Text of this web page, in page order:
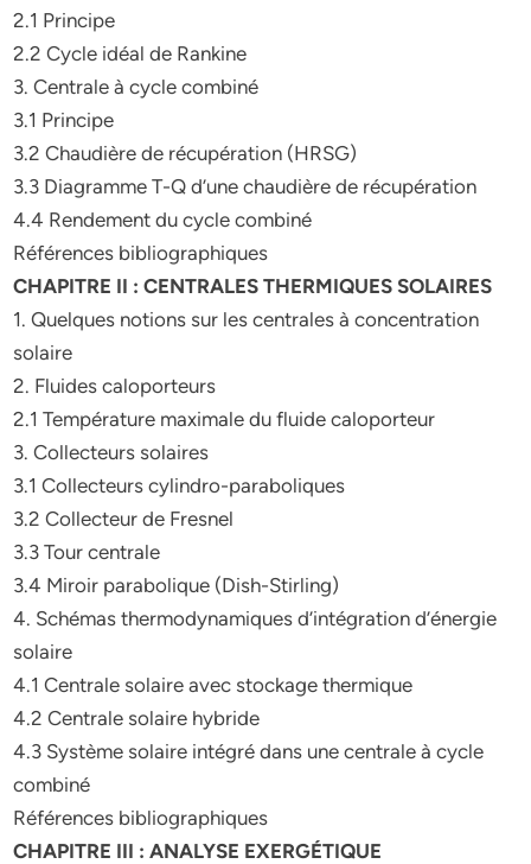
2.1 Principe
2.2 Cycle idéal de Rankine
3. Centrale à cycle combiné
3.1 Principe
3.2 Chaudière de récupération (HRSG)
3.3 Diagramme T-Q d’une chaudière de récupération
4.4 Rendement du cycle combiné
Références bibliographiques
CHAPITRE II : CENTRALES THERMIQUES SOLAIRES
1. Quelques notions sur les centrales à concentration
solaire
2. Fluides caloporteurs
2.1 Température maximale du fluide caloporteur
3. Collecteurs solaires
3.1 Collecteurs cylindro-paraboliques
3.2 Collecteur de Fresnel
3.3 Tour centrale
3.4 Miroir parabolique (Dish-Stirling)
4. Schémas thermodynamiques d’intégration d’énergie
solaire
4.1 Centrale solaire avec stockage thermique
4.2 Centrale solaire hybride
4.3 Système solaire intégré dans une centrale à cycle
combiné
Références bibliographiques
CHAPITRE III : ANALYSE EXERGÉTIQUE